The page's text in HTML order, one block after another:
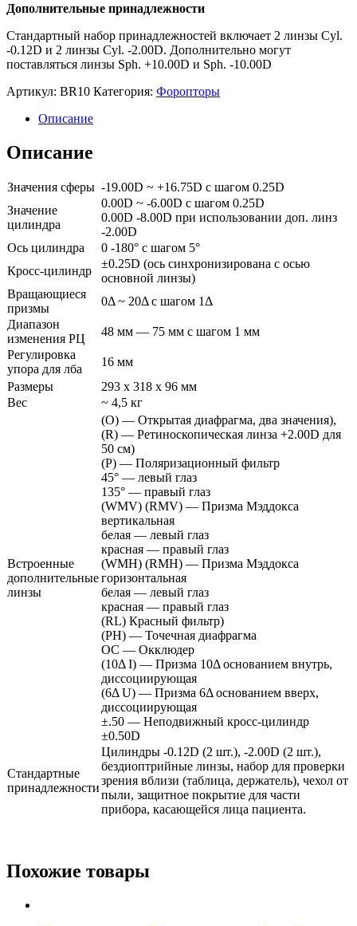
Дополнительные принадлежности
Стандартный набор принадлежностей включает 2 линзы Cyl.
-0.12D и 2 линзы Cyl. -2.00D. Дополнительно могут
поставляться линзы Sph. +10.00D и Sph. -10.00D
Артикул: BR10 Категория: Форопторы
Описание
Описание
Значения сферы -19.00D ~ +16.75D с шагом 0.25D
Значение
цилиндра
0.00D ~ -6.00D с шагом 0.25D
0.00D -8.00D при использовании доп. линз
-2.00D
Ось цилиндра
0 -180° с шагом 5°
Кросс-цилиндр
±0.25D (ось синхронизирована с осью
основной линзы)
Вращающиеся
призмы
0Δ ~ 20Δ с шагом 1Δ
Диапазон
изменения РЦ
48 мм — 75 мм с шагом 1 мм
Регулировка
упора для лба
16 мм
Размеры
293 х 318 х 96 мм
Вес
~ 4,5 кг
Встроенные
дополнительные
линзы
(O) — Открытая диафрагма, два значения),
(R) — Ретиноскопическая линза +2.00D для
50 см)
(P) — Поляризационный фильтр
45° — левый глаз
135° — правый глаз
(WMV) (RMV) — Призма Мэддокса
вертикальная
белая — левый глаз
красная — правый глаз
(WMH) (RMH) — Призма Мэддокса
горизонтальная
белая — левый глаз
красная — правый глаз
(RL) Красный фильтр)
(PH) — Точечная диафрагма
OC — Окклюдер
(10Δ I) — Призма 10Δ основанием внутрь,
диссоциирующая
(6Δ U) — Призма 6Δ основанием вверх,
диссоциирующая
±.50 — Неподвижный кросс-цилиндр
±0.50D
Стандартные
принадлежности
Цилиндры -0.12D (2 шт.), -2.00D (2 шт.),
бездиоптрийные линзы, набор для проверки
зрения вблизи (таблица, держатель), чехол от
пыли, защитное покрытие для части
прибора, касающейся лица пациента.
Похожие товары